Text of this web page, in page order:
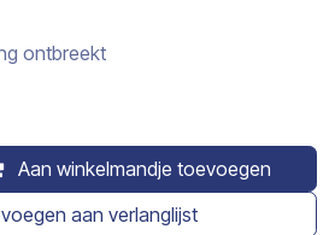
ontbreekt
Aan winkelmandje toevoegen
aan verlanglijst